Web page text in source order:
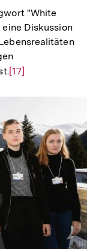
"White
Diskussion
Zur
Fußnote
[17]